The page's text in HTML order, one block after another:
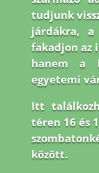
tudjunk
járdákra, a
fakadjon az
hanem a
egyetemi
Itt
téren 16 és
között.